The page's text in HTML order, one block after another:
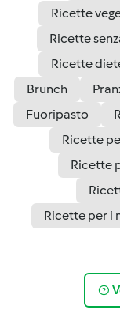
Ricette
Ricette
Ricette
Brunch
Fuoripasto
Ricette
Ricette
Ricette per i